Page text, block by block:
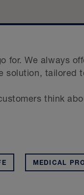
for. We always
solution, tailored
think
MEDICAL